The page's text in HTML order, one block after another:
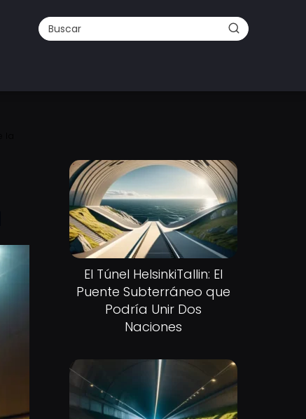
El Túnel HelsinkiTallin: El
Puente Subterráneo que
Podría Unir Dos
Naciones